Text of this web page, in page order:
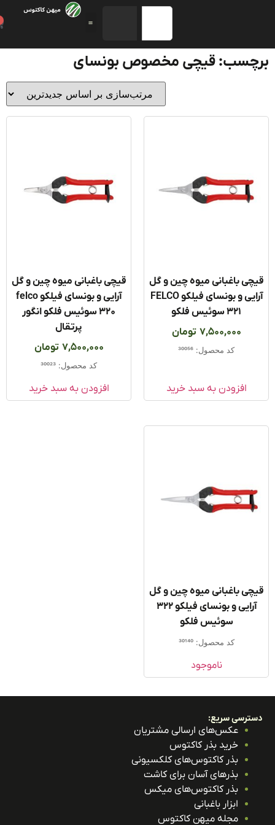
قیچی مخصوص بونسای
باغبانی میوه چین و گل
آرایی و بونسای فیلکو FELCO
7,500,000 تومان
کد محصول: 30056
افزودن به سبد خرید
قیچی باغبانی میوه چین و گل
آرایی و بونسای فیلکو felco
320 سوئیس فلکو انگور
پرتقال
7,500,000 تومان
کد محصول: 30023
افزودن به سبد خرید
باغبانی میوه چین و گل
آرایی و بونسای فیلکو 322
سوئیس فلکو
کد محصول: 30140
ناموجود
سریع:
عکس‌های ارسالی مشتریان
خرید بذر کاکتوس
بذر کاکتوس‌های کلکسیونی
بذرهای آسان برای کاشت
بذر کاکتوس‌های میکس
ابزار باغبانی
مجله میهن کاکتوس